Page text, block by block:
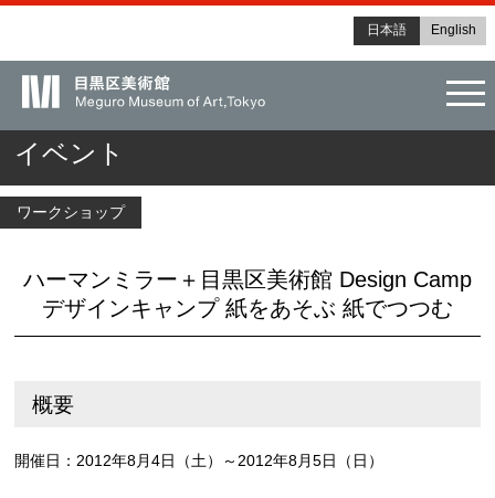
日本語 English
イベント
ワークショップ
ハーマンミラー＋目黒区美術館 Design Camp
デザインキャンプ 紙をあそぶ 紙でつつむ
概要
開催日：2012年8月4日（土）～2012年8月5日（日）